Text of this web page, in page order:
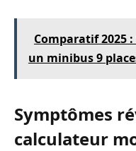
Comparatif 2025
un minibus 9
Symptômes
calculateur